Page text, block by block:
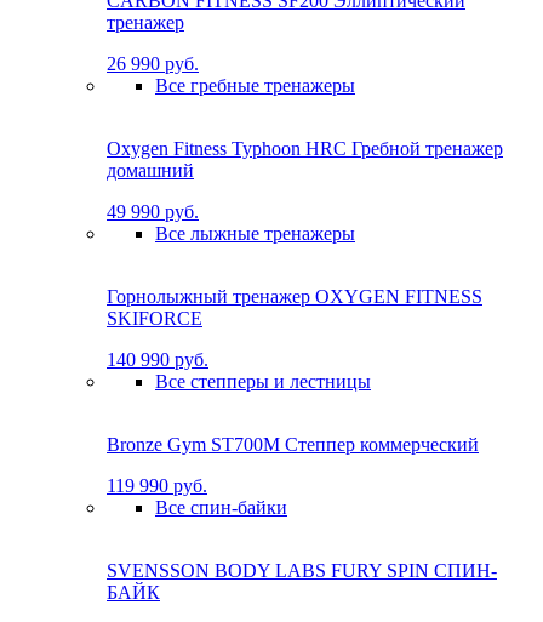
тренажер
26 990 руб.
Все гребные тренажеры
Oxygen Fitness Typhoon HRC Гребной тренажер
домашний
49 990 руб.
Все лыжные тренажеры
Горнолыжный тренажер OXYGEN FITNESS
SKIFORCE
140 990 руб.
Все степперы и лестницы
Bronze Gym ST700M Степпер коммерческий
119 990 руб.
Все спин-байки
SVENSSON BODY LABS FURY SPIN СПИН-
БАЙК